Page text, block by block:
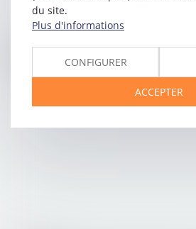
Les intérêts des enfants doivent
conflit transfrontalier pour la garde
03/05/2016
du site.
Plus d'informations
CONFIGURER
ACCEPTER